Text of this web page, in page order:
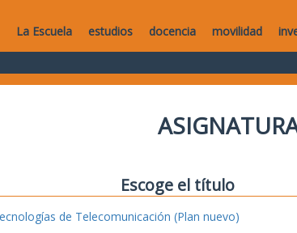
La Escuela estudios docencia movilidad
Escoge el título
de Telecomunicación (Plan nuevo)